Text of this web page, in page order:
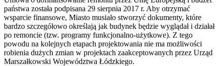
państwa została podpisana 29 sierpnia 2017 r. Aby otrzymać
wsparcie finansowe, Miasto musiało stworzyć dokumenty, które
bardzo szczegółowo określają jak budynek będzie wyglądał i działał
po remoncie (tzw. programy funkcjonalno-użytkowe). Z tego
powodu na kolejnych etapach projektowania nie ma możliwości
robienia dużych zmian w projektach zaakceptowanych przez Urząd
Marszałkowski Województwa Łódzkiego.